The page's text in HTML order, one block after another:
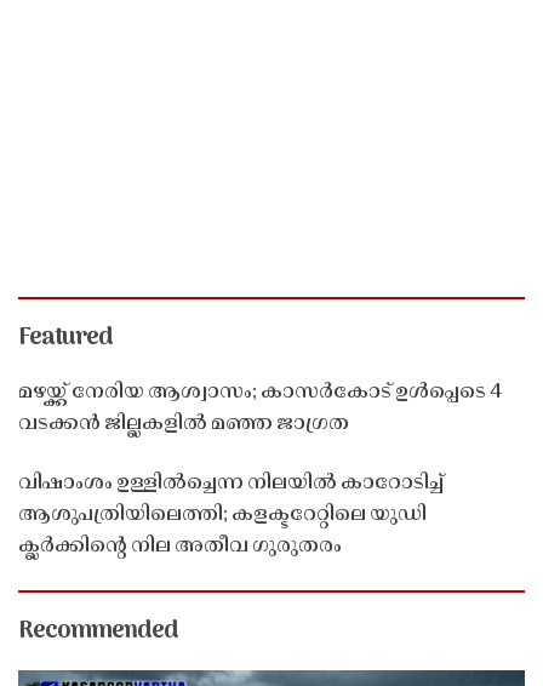
Featured
മഴയ്ക്ക് നേരിയ ആശ്വാസം; കാസർകോട് ഉൾപ്പെടെ 4
വടക്കൻ ജില്ലകളിൽ മഞ്ഞ ജാഗ്രത
വിഷാംശം ഉള്ളിൽച്ചെന്ന നിലയിൽ കാറോടിച്ച്
ആശുപത്രിയിലെത്തി; കളക്ടറേറ്റിലെ യുഡി
ക്ലർക്കിൻ്റെ നില അതീവ ഗുരുതരം
Recommended